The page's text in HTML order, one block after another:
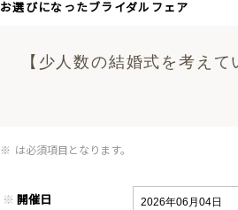
お選びになったブライダルフェア
【少人数の結婚式を考え
※ は必須項目となります。
※ 開催日